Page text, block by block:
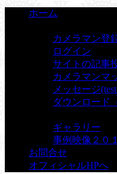
ホーム
カメラマン登
ログイン
サイトの記事
カメラマンマ
メッセージ
ダウンロード
ギャラリー
事例映像２０
お問合せ
オフィシャルHPへ